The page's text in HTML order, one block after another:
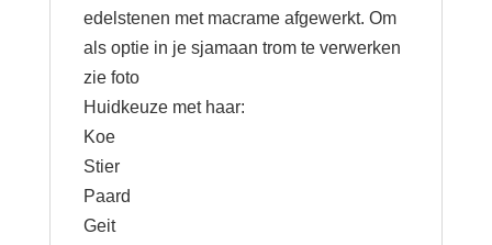
edelstenen met macrame afgewerkt. Om
als optie in je sjamaan trom te verwerken
zie foto
Huidkeuze met haar:
Koe
Stier
Paard
Geit